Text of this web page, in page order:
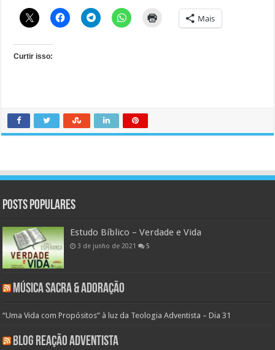
Mais
Curtir isso:
Posts populares
Estudo Bíblico – Verdade e Vida
3 de junho de 2021 5
Música Sacra & Adoração
“Uma Vida com Propósitos” à luz da Teologia Adventista – Dia 31
Blog Reação Adventista